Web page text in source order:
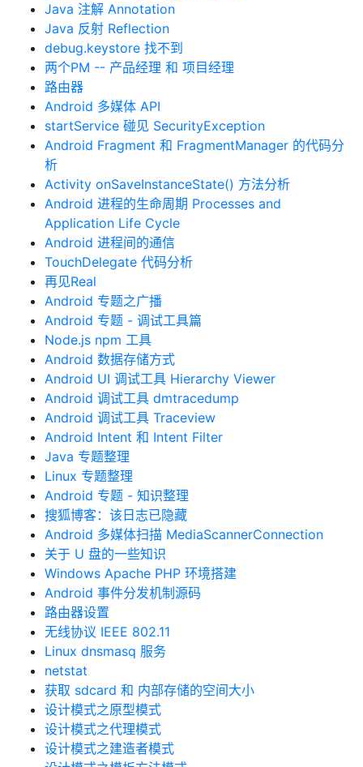
Java 注解 Annotation
Java 反射 Reflection
debug.keystore 找不到
两个PM -- 产品经理 和 项目经理
路由器
Android 多媒体 API
startService 碰见 SecurityException
Android Fragment 和 FragmentManager 的代码分
析
Activity onSaveInstanceState() 方法分析
Android 进程的生命周期 Processes and
Application Life Cycle
Android 进程间的通信
TouchDelegate 代码分析
再见Real
Android 专题之广播
Android 专题 - 调试工具篇
Node.js npm 工具
Android 数据存储方式
Android UI 调试工具 Hierarchy Viewer
Android 调试工具 dmtracedump
Android 调试工具 Traceview
Android Intent 和 Intent Filter
Java 专题整理
Linux 专题整理
Android 专题 - 知识整理
搜狐博客：该日志已隐藏
Android 多媒体扫描 MediaScannerConnection
关于 U 盘的一些知识
Windows Apache PHP 环境搭建
Android 事件分发机制源码
路由器设置
无线协议 IEEE 802.11
Linux dnsmasq 服务
netstat
获取 sdcard 和 内部存储的空间大小
设计模式之原型模式
设计模式之代理模式
设计模式之建造者模式